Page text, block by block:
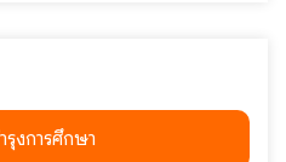
รุงการศึกษา